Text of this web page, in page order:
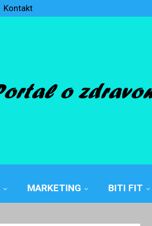
Kontakt
MARKETING BITI FIT